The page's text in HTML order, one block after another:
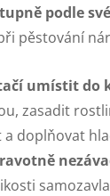
podle
pěstování
umístit do
zasadit
doplňovat